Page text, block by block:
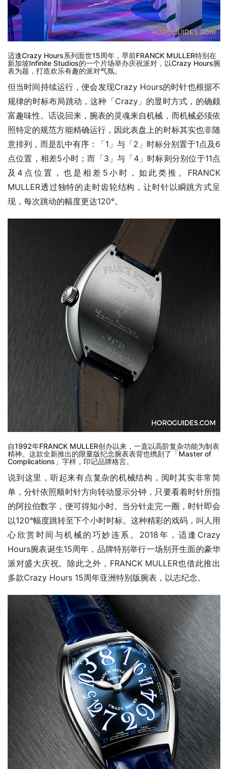
适逢Crazy Hours系列面世15周年，早前FRANCK MULLER特别在
新加坡Infinite Studios的一个片场举办庆祝派对，以Crazy Hours腕
表为题，打造欢乐有趣的派对气氛。
但当时间持续运行，便会发现Crazy Hours的时针也根据不
规律的时标布局跳动，这种「Crazy」的显时方式，的确颇
富趣味性。话说回来，腕表的灵魂来自机械，而机械必须依
照特定的规范方能精确运行，因此表盘上的时标其实也非随
意排列，而是乱中有序：「1」与「2」时标分别置于1点及6
点位置，相差5小时；而「3」与「4」时标则分别位于11点
及4点位置，也是相差5小时，如此类推。FRANCK
MULLER透过独特的走时齿轮结构，让时针以瞬跳方式呈
现，每次跳动的幅度更达120°。
自1992年FRANCK MULLER创办以来，一直以高阶复杂功能为制表
精神。这款全新推出的限量版纪念腕表表背也镌刻了「Master of
Complications」字样，印记品牌格言。
说到这里，听起来有点复杂的机械结构，阅时其实非常简
单，分针依照顺时针方向转动显示分钟，只要看着时针所指
的阿拉伯数字，便可得知小时。当分针走完一圈，时针即会
以120°幅度跳转至下个小时时标。这种精彩的戏码，叫人用
心欣赏时间与机械的巧妙连系。2018年，适逢Crazy
Hours腕表诞生15周年，品牌特别举行一场别开生面的豪华
派对盛大庆祝。除此之外，FRANCK MULLER也借此推出
多款Crazy Hours 15周年亚洲特别版腕表，以志纪念。